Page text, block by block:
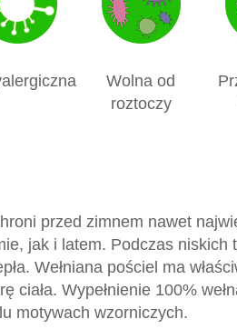
Wolna od
roztoczy
przed zimnem nawet
jak i latem. Podczas niskich
Wełniana pościel ma
ciała. Wypełnienie 100%
motywach wzorniczych.